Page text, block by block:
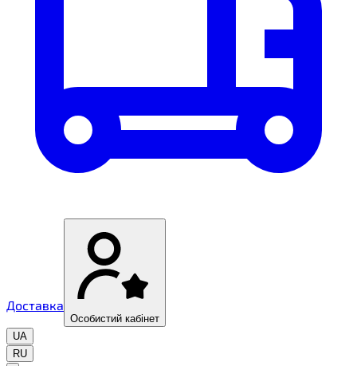
Доставка
Особистий кабінет
UA
RU